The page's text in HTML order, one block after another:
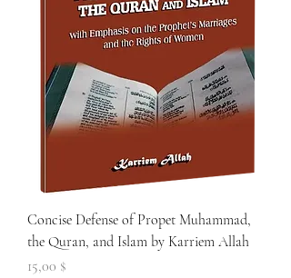
Concise Defense of Propet Muhammad,
the Quran, and Islam by Karriem Allah
Цена
15,00 $